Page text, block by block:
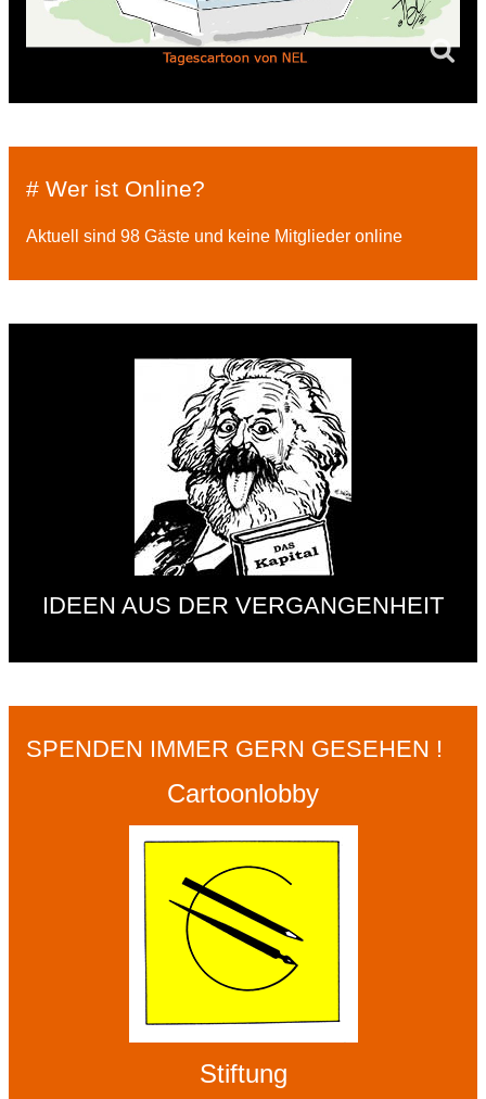
# Wer ist Online?
Aktuell sind 98 Gäste und keine Mitglieder online
IDEEN AUS DER VERGANGENHEIT
SPENDEN IMMER GERN GESEHEN !
Cartoonlobby
Stiftung